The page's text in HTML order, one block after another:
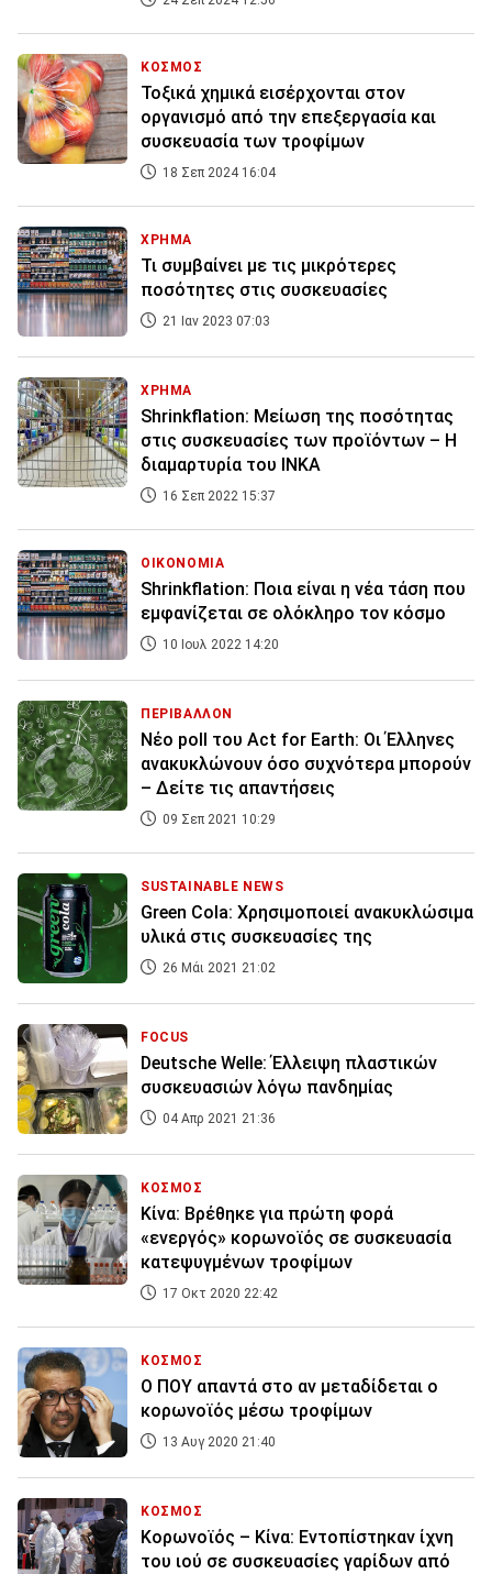
ΚΟΣΜΟΣ
Τοξικά χημικά εισέρχονται στον
οργανισμό από την επεξεργασία και
συσκευασία των τροφίμων
18 Σεπ 2024 16:04
ΧΡΗΜΑ
Τι συμβαίνει με τις μικρότερες
ποσότητες στις συσκευασίες
21 Ιαν 2023 07:03
ΧΡΗΜΑ
Shrinkflation: Μείωση της ποσότητας
στις συσκευασίες των προϊόντων – Η
διαμαρτυρία του ΙΝΚΑ
16 Σεπ 2022 15:37
ΟΙΚΟΝΟΜΙΑ
Shrinkflation: Ποια είναι η νέα τάση που
εμφανίζεται σε ολόκληρο τον κόσμο
10 Ιουλ 2022 14:20
ΠΕΡΙΒΑΛΛΟΝ
Νέο poll του Act for Earth: Οι Έλληνες
ανακυκλώνουν όσο συχνότερα μπορούν
– Δείτε τις απαντήσεις
09 Σεπ 2021 10:29
SUSTAINABLE NEWS
Green Cola: Χρησιμοποιεί ανακυκλώσιμα
υλικά στις συσκευασίες της
26 Μάι 2021 21:02
FOCUS
Deutsche Welle: Έλλειψη πλαστικών
συσκευασιών λόγω πανδημίας
04 Απρ 2021 21:36
ΚΟΣΜΟΣ
Κίνα: Βρέθηκε για πρώτη φορά
«ενεργός» κορωνοϊός σε συσκευασία
κατεψυγμένων τροφίμων
17 Οκτ 2020 22:42
ΚΟΣΜΟΣ
Ο ΠΟΥ απαντά στο αν μεταδίδεται ο
κορωνοϊός μέσω τροφίμων
13 Αυγ 2020 21:40
ΚΟΣΜΟΣ
Κορωνοϊός – Κίνα: Εντοπίστηκαν ίχνη
του ιού σε συσκευασίες γαρίδων από